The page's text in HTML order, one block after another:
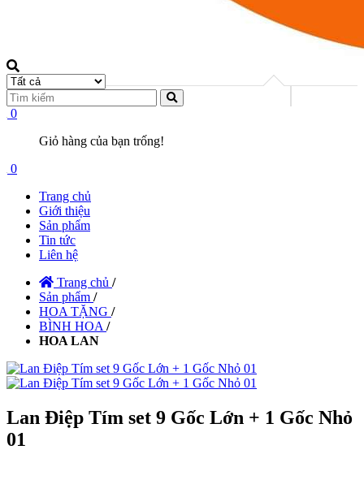
0
Giỏ hàng của bạn trống!
0
Trang chủ
Giới thiệu
Sản phẩm
Tin tức
Liên hệ
Trang chủ /
Sản phẩm /
HOA TẶNG /
BÌNH HOA /
HOA LAN
Lan Điệp Tím set 9 Gốc Lớn + 1 Gốc Nhỏ
01